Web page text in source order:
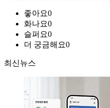
좋아요0
화나요0
슬퍼요0
더 궁금해요0
최신뉴스